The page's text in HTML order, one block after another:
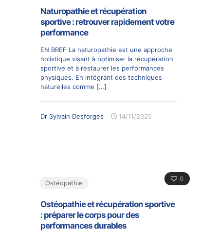
Naturopathie et récupération
sportive : retrouver rapidement votre
performance
EN BREF La naturopathie est une approche
holistique visant à optimiser la récupération
sportive et à restaurer les performances
physiques. En intégrant des techniques
naturelles comme […]
Dr Sylvain Desforges 14/11/2025
0
Ostéopathie
Ostéopathie et récupération sportive
: préparer le corps pour des
performances durables